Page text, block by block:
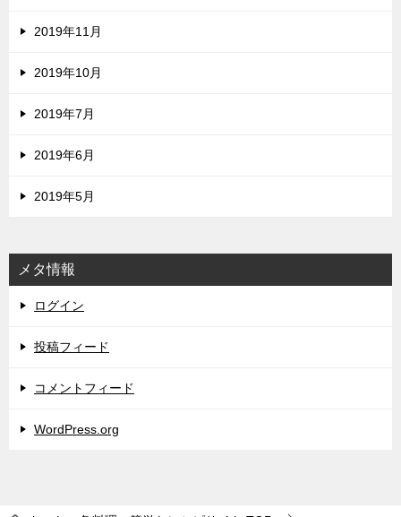
2019年11月
2019年10月
2019年7月
2019年6月
2019年5月
メタ情報
ログイン
投稿フィード
コメントフィード
WordPress.org